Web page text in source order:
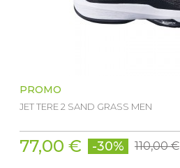
PROMO
JET TERE 2 SAND GRASS MEN
77,00 € -30% 110,00 €